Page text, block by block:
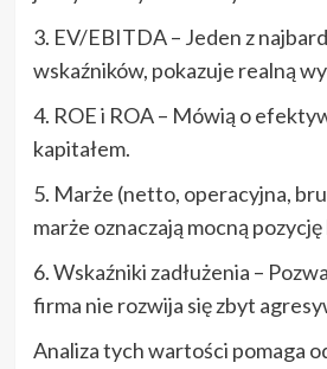
3. EV/EBITDA – Jeden z
wskaźników, pokazuje realną
4. ROE i ROA – Mówią o
kapitałem.
5. Marże (netto, operacyjna,
marże oznaczają mocną
6. Wskaźniki zadłużenia –
firma nie rozwija się zbyt
Analiza tych wartości pomaga